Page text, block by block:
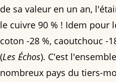
de sa valeur en un an,
le cuivre 90 % ! Idem pour
coton -28 %, caoutchouc -
(Les Échos). C'est
nombreux pays du tiers-